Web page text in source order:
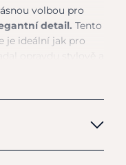
volbou pro
detail. Tento
je ideální jak pro
opravdu stylově a
působí